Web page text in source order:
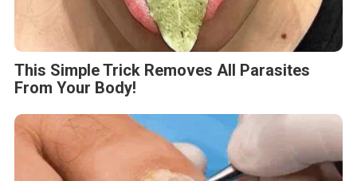
This Simple Trick Removes All Parasites
From Your Body!